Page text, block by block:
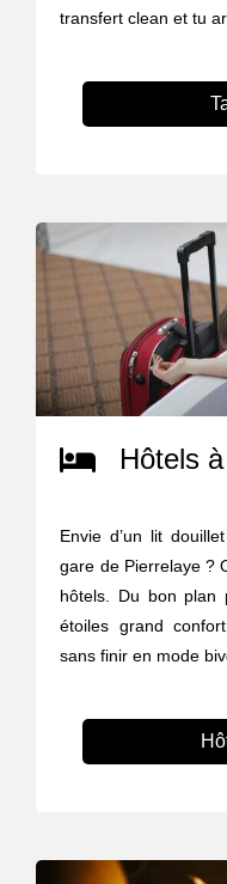
transfert clean et tu
Hôtels
Envie d’un lit
gare de Pierrelaye ?
hôtels. Du bon
étoiles grand
sans finir en mode